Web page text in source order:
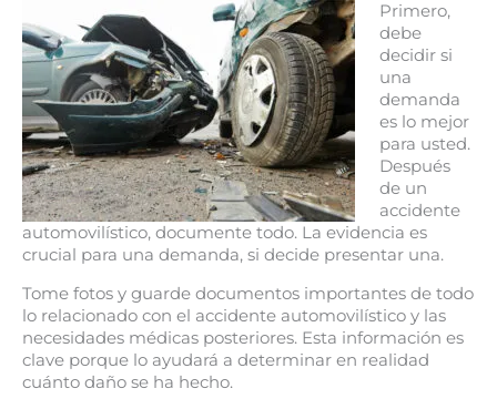
Primero,
debe
decidir si
una
demanda
es lo mejor
para usted.
Después
de un
accidente
automovilístico, documente todo. La evidencia es
crucial para una demanda, si decide presentar una.
Tome fotos y guarde documentos importantes de todo
lo relacionado con el accidente automovilístico y las
necesidades médicas posteriores. Esta información es
clave porque lo ayudará a determinar en realidad
cuánto daño se ha hecho.